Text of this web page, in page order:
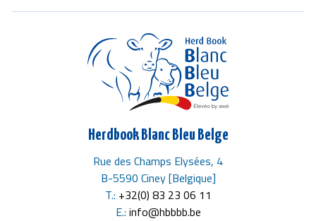
Herdbook Blanc Bleu Belge
Rue des Champs Elysées, 4
B-5590 Ciney [Belgique]
T.: +32(0) 83 23 06 11
E.: info@hbbbb.be